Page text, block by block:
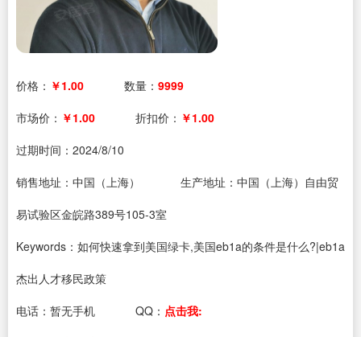
价格： ￥1.00 数量： 9999
市场价： ￥1.00 折扣价： ￥1.00
过期时间： 2024/8/10
销售地址：中国（上海）
生产地址：中国（上海）自由贸
易试验区金皖路389号105-3室
Keywords：如何快速拿到美国绿卡,美国eb1a的条件是什么?|eb1a
杰出人才移民政策
电话： 暂无手机 QQ： 点击我: